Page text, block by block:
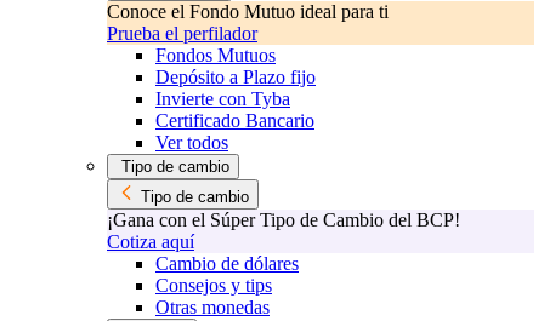
Conoce el Fondo Mutuo ideal para ti
Prueba el perfilador
Fondos Mutuos
Depósito a Plazo fijo
Invierte con Tyba
Certificado Bancario
Ver todos
Tipo de cambio
Tipo de cambio
¡Gana con el Súper Tipo de Cambio del BCP!
Cotiza aquí
Cambio de dólares
Consejos y tips
Otras monedas